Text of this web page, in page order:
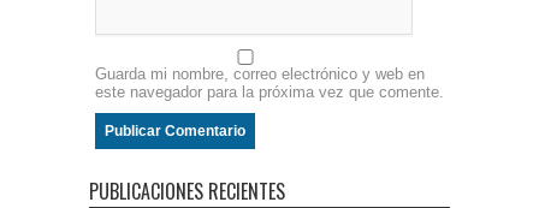
Guarda mi nombre, correo electrónico y web en
este navegador para la próxima vez que comente.
PUBLICACIONES RECIENTES